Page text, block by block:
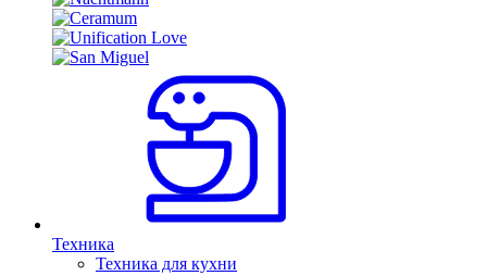
Техника
Техника для кухни